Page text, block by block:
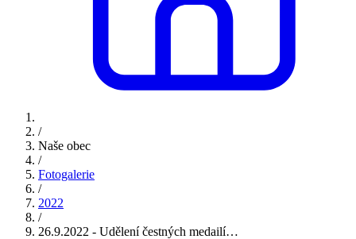
/
Naše obec
/
Fotogalerie
/
2022
/
26.9.2022 - Udělení čestných medailí…